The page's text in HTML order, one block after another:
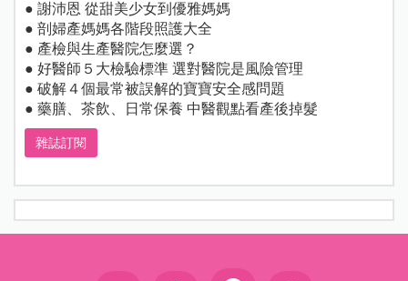
● 謝沛恩 從甜美少女到優雅媽媽
● 剖婦產媽媽各階段照護大全
● 產檢與生產醫院怎麼選？
● 好醫師５大檢驗標準 選對醫院是風險管理
● 破解４個最常被誤解的寶寶安全感問題
● 藥膳、茶飲、日常保養 中醫觀點看產後掉髮
雜誌訂閱